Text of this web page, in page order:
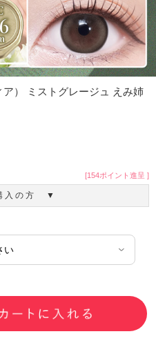
） ミストグレージュ えみ姉
[154ポイント進呈 ]
入の方 ▼